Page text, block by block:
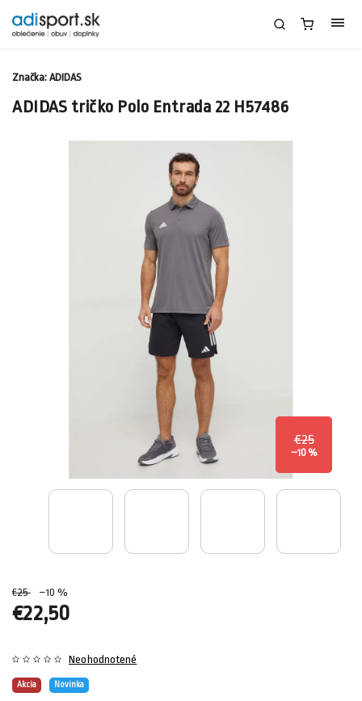
ADIDAS tričko Polo Entrada 22 H57486
€25
–10 %
€25 –10 %
€22,50
Akcia Novinka
Neohodnotené
Značka: ADIDAS